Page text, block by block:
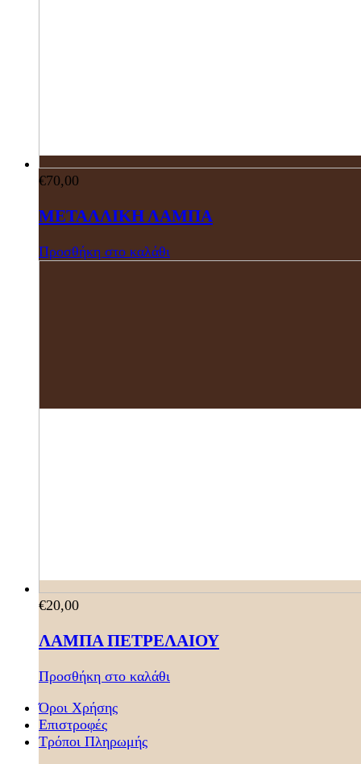
€70,00
ΜΕΤΑΛΛΙΚΗ ΛΑΜΠΑ
Προσθήκη στο καλάθι
€20,00
ΛΑΜΠΑ ΠΕΤΡΕΛΑΙΟΥ
Προσθήκη στο καλάθι
Όροι Χρήσης
Επιστροφές
Τρόποι Πληρωμής